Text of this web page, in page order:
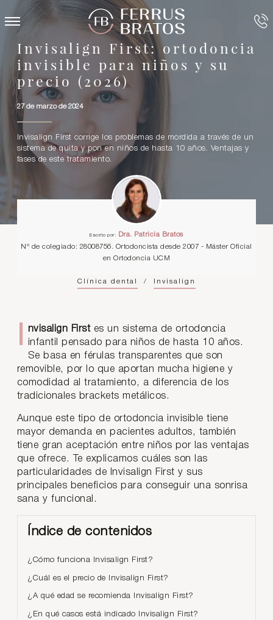
Invisalign First: ortodoncia
invisible para niños y su
precio (2026)
27 de marzo de 2024
Invisalign First corrige los problemas de mordida a través de un
sistema de quita y pon en niños de hasta 10 años. Ventajas y
fases de este tratamiento.
Escrito por:
Dra. Patricia Bratos
Nº de colegiado: 28008756. Ortodoncista desde 2007 - Máster Oficial
en Ortodoncia UCM
Clínica dental / Invisalign
Invisalign Firstes un sistema de ortodoncia
infantil pensado para niños de hasta 10 años.
Se basa en férulas transparentes que son
removible, por lo que aportan mucha higiene y
comodidad al tratamiento, a diferencia de los
tradicionales brackets metálicos.
Aunque este tipo de ortodoncia invisible tiene
mayor demanda en pacientes adultos, también
tiene gran aceptación entre niños por las ventajas
que ofrece. Te explicamos cuáles son las
particularidades de Invisalign First y sus
principales beneficios para conseguir una sonrisa
sana y funcional.
Índice de contenidos
¿Cómo funciona Invisalign First?
¿Cuál es el precio de Invisalign First?
¿A qué edad se recomienda Invisalign First?
¿En qué casos está indicado Invisalign First?